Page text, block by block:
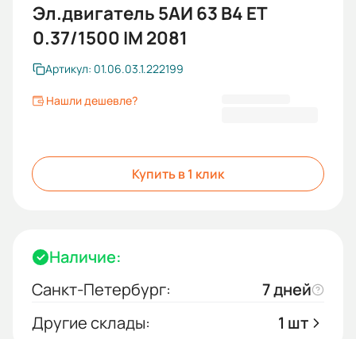
Эл.двигатель 5АИ 63 В4 ET
0.37/1500 IM 2081
Артикул: 01.06.03.1.222199
Нашли дешевле?
Купить в 1 клик
Наличие:
Санкт-Петербург:
7 дней
Другие склады:
1 шт